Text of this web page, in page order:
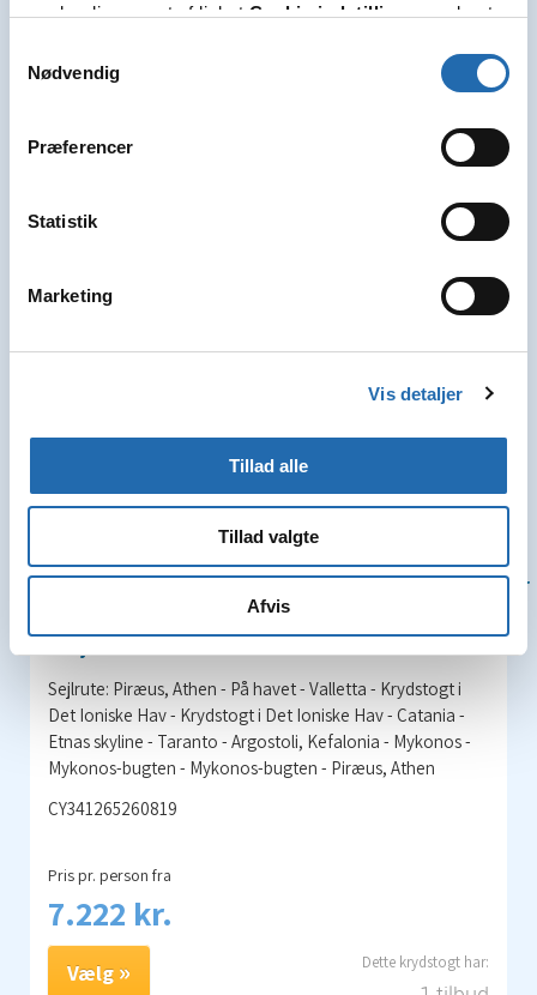
ændre din accept af linketCookie-indstillingernederst
Nødvendig
Præferencer
Statistik
Marketing
Vis detaljer
Tillad alle
Tillad valgte
Afvis
Nætter
Østlige Middelhav 8 dage fra/til
Skib »Costa Fascinosa«
Sejlrute: Piræus, Athen - På havet - Valletta - Krydstogt i
Det Ioniske Hav - Krydstogt i Det Ioniske Hav - Catania -
Etnas skyline - Taranto - Argostoli, Kefalonia - Mykonos -
Mykonos-bugten - Mykonos-bugten - Piræus, Athen
CY341265260819
Pris pr. person fra
7.222 kr.
Vælg